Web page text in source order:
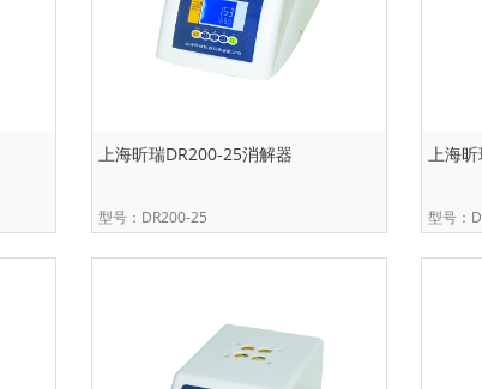
上海昕瑞DR200-25消解器
型号：DR200-25
上海
型号：